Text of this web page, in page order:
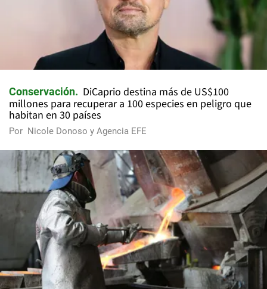
Conservación
DiCaprio destina más de US$100
millones para recuperar a 100 especies en peligro que
habitan en 30 países
Por Nicole Donoso y Agencia EFE